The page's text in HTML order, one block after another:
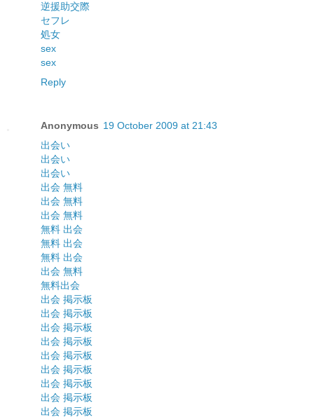
逆援助交際
セフレ
処女
sex
sex
Reply
Anonymous 19 October 2009 at 21:43
出会い
出会い
出会い
出会 無料
出会 無料
出会 無料
無料 出会
無料 出会
無料 出会
出会 無料
無料出会
出会 掲示板
出会 掲示板
出会 掲示板
出会 掲示板
出会 掲示板
出会 掲示板
出会 掲示板
出会 掲示板
出会 掲示板